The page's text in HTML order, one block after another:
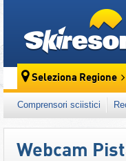
Seleziona Regione
Comprensori sciistici
Webcam